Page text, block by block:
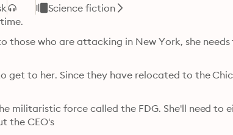
Science fiction
who are attacking in New York, she
get to her. Since they have relocated to the
militaristic force called the FDG. She'll need to
the CEO's